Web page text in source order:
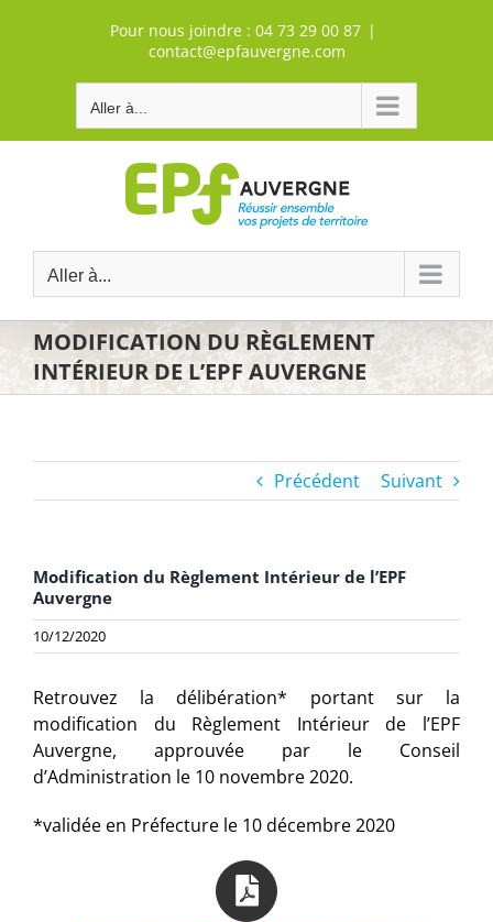
Pour nous joindre : 04 73 29 00 87 |
contact@epfauvergne.com
Aller à...
Aller à...
MODIFICATION DU RÈGLEMENT
INTÉRIEUR DE L’EPF AUVERGNE
Précédent Suivant
Modification du Règlement Intérieur de l’EPF
Auvergne
10/12/2020
Retrouvez la délibération* portant sur la
modification du Règlement Intérieur de l’EPF
Auvergne, approuvée par le Conseil
d’Administration le 10 novembre 2020.
*validée en Préfecture le 10 décembre 2020